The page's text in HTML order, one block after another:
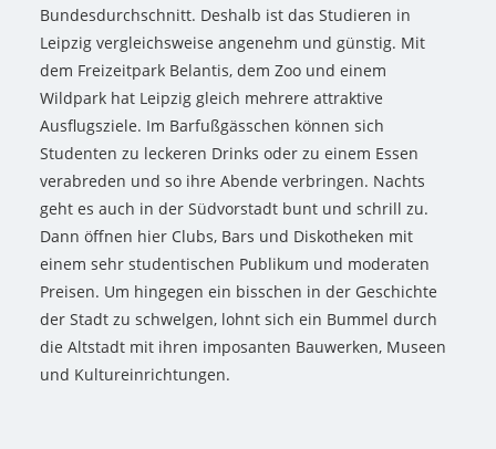
Bundesdurchschnitt. Deshalb ist das Studieren in
Leipzig vergleichsweise angenehm und günstig. Mit
dem Freizeitpark Belantis, dem Zoo und einem
Wildpark hat Leipzig gleich mehrere attraktive
Ausflugsziele. Im Barfußgässchen können sich
Studenten zu leckeren Drinks oder zu einem Essen
verabreden und so ihre Abende verbringen. Nachts
geht es auch in der Südvorstadt bunt und schrill zu.
Dann öffnen hier Clubs, Bars und Diskotheken mit
einem sehr studentischen Publikum und moderaten
Preisen. Um hingegen ein bisschen in der Geschichte
der Stadt zu schwelgen, lohnt sich ein Bummel durch
die Altstadt mit ihren imposanten Bauwerken, Museen
und Kultureinrichtungen.